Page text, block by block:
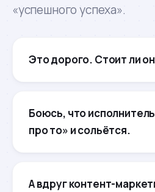
«успешного успеха».
Это дорого. Стоит ли
Боюсь, что
про то» и сольётся.
А вдруг контент-